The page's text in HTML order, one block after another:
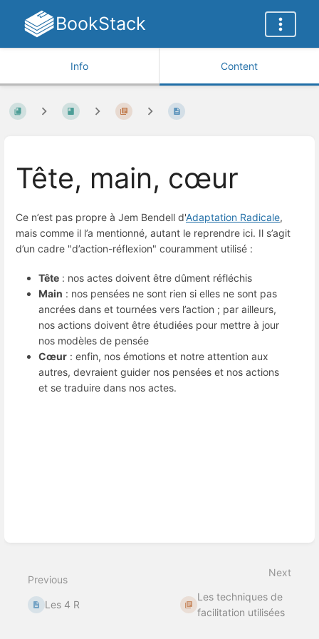
BookStack
Info Content
Tête, main, cœur
Ce n’est pas propre à Jem Bendell d'Adaptation Radicale,
mais comme il l’a mentionné, autant le reprendre ici. Il s’agit
d’un cadre "d’action-réflexion" couramment utilisé :
Tête : nos actes doivent être dûment réfléchis
Main : nos pensées ne sont rien si elles ne sont pas
ancrées dans et tournées vers l’action ; par ailleurs,
nos actions doivent être étudiées pour mettre à jour
nos modèles de pensée
Cœur : enfin, nos émotions et notre attention aux
autres, devraient guider nos pensées et nos actions
et se traduire dans nos actes.
Previous
Les 4 R
Next
Les techniques de
facilitation utilisées